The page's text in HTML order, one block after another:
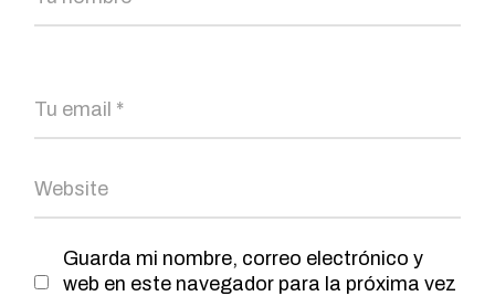
Guarda mi nombre, correo electrónico y
web en este navegador para la próxima vez